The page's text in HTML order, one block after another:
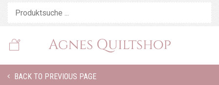
BACK TO PREVIOUS PAGE